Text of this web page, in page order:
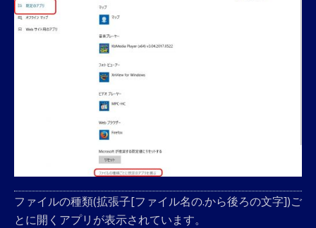
ファイルの種類(拡張子[ファイル名の.から後ろの文字])ご
とに開くアプリが表示されています。